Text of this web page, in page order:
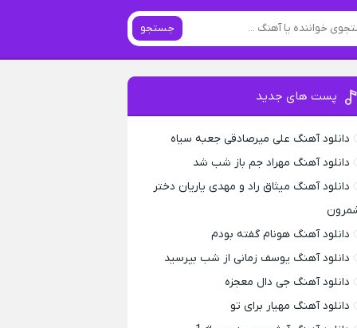
جستجو
پست های جدید
دانلود آهنگ علی میرصادقی جعبه سیاه
دانلود آهنگ مهراد جم باز شب شد
دانلود آهنگ میثاق راد و مهدی یاریان دختر
دانلود آهنگ هونام گفته بودم
دانلود آهنگ یوسف زمانی از شب بپرسید
دانلود آهنگ جی دال معجزه
دانلود آهنگ مهیار برای تو